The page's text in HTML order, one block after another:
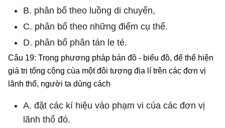
B. phân bố theo luồng di chuyển,
C. phân bố theo những điểm cụ thể.
D. phân bố phân tán le té.
Câu 19: Trong phương pháp bán đồ - biểu đồ, để thể hiện
giá trị tổng cộng cùa một đôi tượng địa lí trên các đơn vị
lãnh thổ, người ta dùng cách
A. đặt các kí hiệu vào phạm vi cúa các đơn vị
lãnh thổ đó.